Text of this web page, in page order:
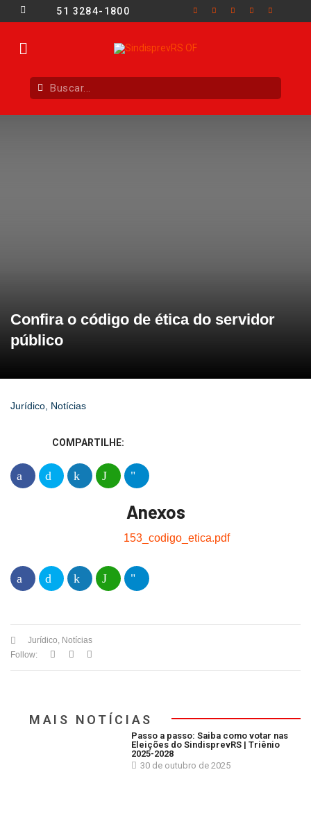
51 3284-1800
Confira o código de ética do servidor
público
Jurídico, Notícias
COMPARTILHE:
Anexos
153_codigo_etica.pdf
Jurídico, Notícias
Follow:
MAIS NOTÍCIAS
Passo a passo: Saiba como votar nas
Eleições do SindisprevRS | Triênio
2025-2028
30 de outubro de 2025